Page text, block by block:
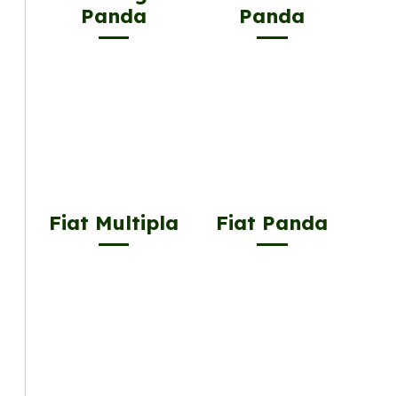
Panda
Panda
Fiat Multipla Fiat Panda